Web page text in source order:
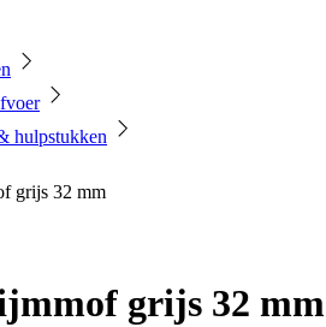
hulpstukken
grijs 32 mm
grijs 32 mm